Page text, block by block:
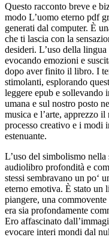
Questo racconto breve e
modo L’uomo eterno pdf
generati dal computer. È
che ti lascia con la
desideri. L’uso della
evocando emozioni e
dopo aver finito il libro. I
stimolanti, esplorando
leggere epub e sollevando
umana e sul nostro posto
musica e l’arte, apprezzo
processo creativo e i modi
estenuante.
L’uso del simbolismo
audiolibro profondità e
stessi sembravano un po‘
eterno emotiva. È stato un
piangere, una
era sia profondamente
Ero affascinato
evocare interi mondi dal